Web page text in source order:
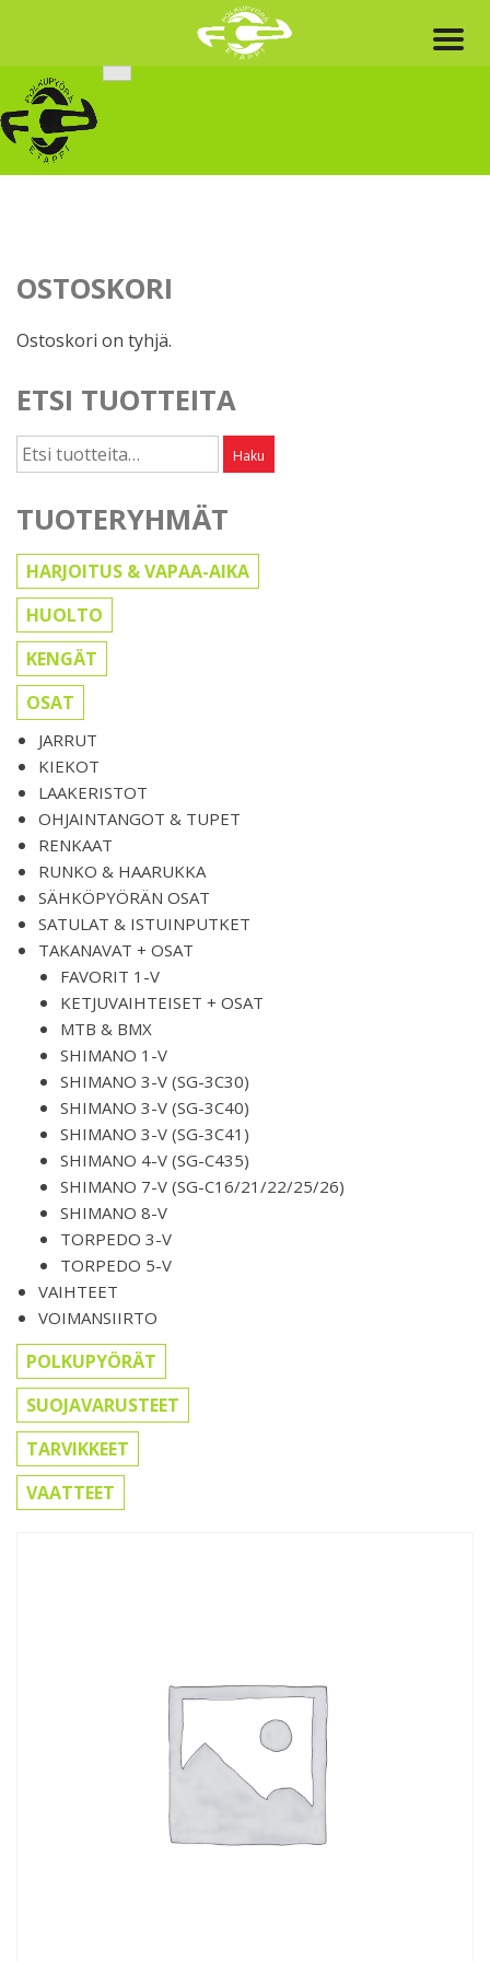
content
OSTOSKORI
Ostoskori on tyhjä.
ETSI TUOTTEITA
Etsi: Haku
TUOTERYHMÄT
HARJOITUS & VAPAA-AIKA
HUOLTO
KENGÄT
OSAT
JARRUT
KIEKOT
LAAKERISTOT
OHJAINTANGOT & TUPET
RENKAAT
RUNKO & HAARUKKA
SÄHKÖPYÖRÄN OSAT
SATULAT & ISTUINPUTKET
TAKANAVAT + OSAT
FAVORIT 1-V
KETJUVAIHTEISET + OSAT
MTB & BMX
SHIMANO 1-V
SHIMANO 3-V (SG-3C30)
SHIMANO 3-V (SG-3C40)
SHIMANO 3-V (SG-3C41)
SHIMANO 4-V (SG-C435)
SHIMANO 7-V (SG-C16/21/22/25/26)
SHIMANO 8-V
TORPEDO 3-V
TORPEDO 5-V
VAIHTEET
VOIMANSIIRTO
POLKUPYÖRÄT
SUOJAVARUSTEET
TARVIKKEET
VAATTEET